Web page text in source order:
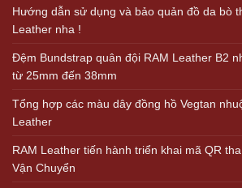
Hướng dẫn sử dụng và bảo quản đồ da bò
Leather nha !
Đệm Bundstrap quân đội RAM Leather B2
từ 25mm đến 38mm
Tổng hợp các màu dây đồng hồ Vegtan
Leather
RAM Leather tiến hành triển khai mã QR
Vận Chuyển